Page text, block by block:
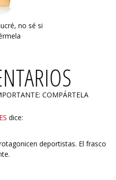
no sé si
COMPÁRTELA
dice:
deportistas. El frasco